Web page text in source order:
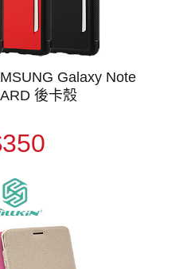
Galaxy Note
後卡殼